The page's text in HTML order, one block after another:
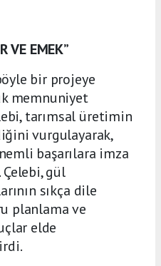
VE EMEK”
bir projeye
memnuniyet
tarımsal üretimin
vurgulayarak,
başarılara imza
gül
sıkça dile
planlama ve
elde